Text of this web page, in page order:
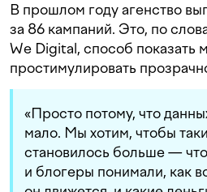
В прошлом году агенство
за 86 кампаний. Это, по
We Digital, способ показать
простимулировать
«Просто потому, что
мало. Мы хотим, чтобы
становилось больше —
и блогеры понимали, как